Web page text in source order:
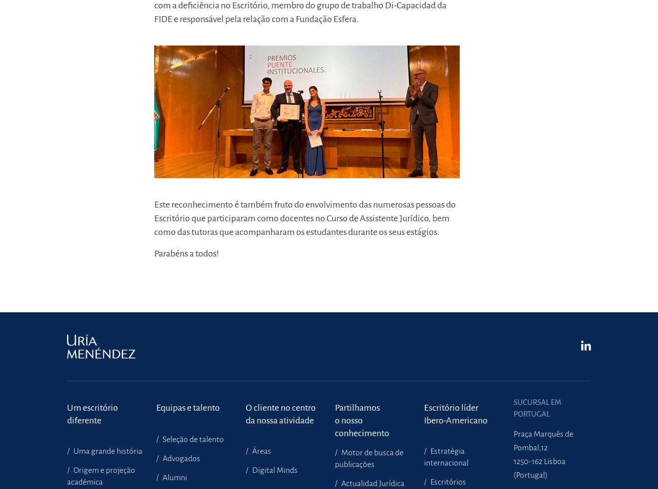
com a deficiência no Escritório, membro do grupo de trabalho Di-Capacidad da
FIDE e responsável pela relação com a Fundação Esfera.
Este reconhecimento é também fruto do envolvimento das numerosas pessoas do
Escritório que participaram como docentes no Curso de Assistente Jurídico, bem
como das tutoras que acompanharam os estudantes durante os seus estágios.
Parabéns a todos!
Um escritório
diferente
Uma grande história
Origem e projeção
académica
Equipas e talento
Seleção de talento
Advogados
Alumni
O cliente no centro
da nossa atividade
Áreas
Digital Minds
Partilhamos
o nosso
conhecimento
Motor de busca de
publicações
Actualidad Jurídica
Escritório líder
Ibero-Americano
Estratégia
internacional
Escritórios
SUCURSAL EM
PORTUGAL
Praça Marquês de
Pombal,12
1250-162 Lisboa
(Portugal)